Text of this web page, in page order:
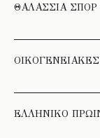
ΘΑΛΑΣΣΙΑ ΣΠΟΡ
ΕΛΛΗΝΙΚΟ